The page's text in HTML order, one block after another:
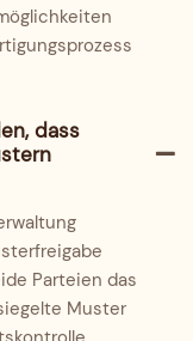
dass
Parteien das
Muster